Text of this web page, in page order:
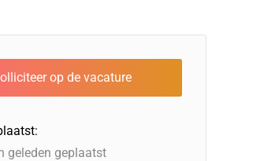
geleden geplaatst